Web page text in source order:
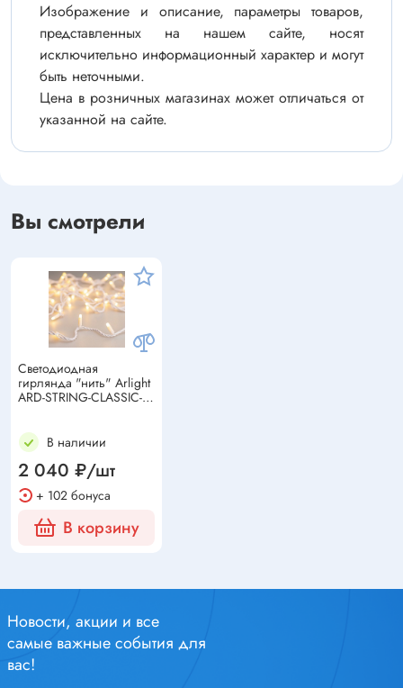
Изображение и описание, параметры товаров,
представленных на нашем сайте, носят
исключительно информационный характер и могут
быть неточными.
Цена в розничных магазинах может отличаться от
указанной на сайте.
Вы смотрели
Светодиодная
гирлянда "нить" Arlight
ARD-STRING-CLASSIC-
(230V, 7W, IP65)
В наличии
2 040 ₽/шт
+ 102 бонуса
В корзину
Новости, акции и все
самые важные события для
вас!